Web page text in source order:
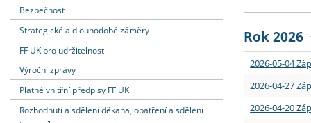
Dozvědět se více Strategie
Podpora
Podat přihlášku Učitelské
Dozvědět se více
Rigorózní
Dozvědět se více
Granty a
Dozvědět se více
Bezpečnost
Strategické a dlouhodobé záměry
FF UK pro udržitelnost
Výroční zprávy
Platné vnitřní předpisy FF UK
Rozhodnutí a sdělení děkana, opatření a sdělení
Rok 2026
2026-05-04
2026-04-27
2026-04-20